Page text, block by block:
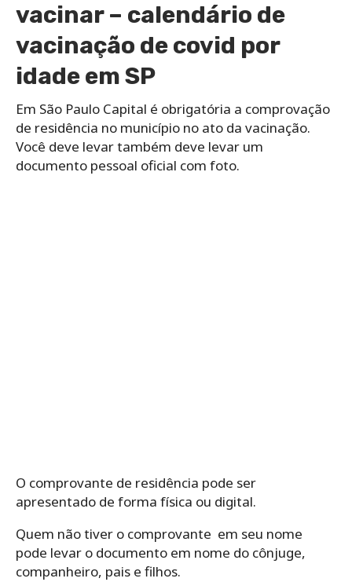
vacinar – calendário de
vacinação de covid por
idade em SP
Em São Paulo Capital é obrigatória a comprovação
de residência no município no ato da vacinação.
Você deve levar também deve levar um
documento pessoal oficial com foto.
O comprovante de residência pode ser
apresentado de forma física ou digital.
Quem não tiver o comprovante em seu nome
pode levar o documento em nome do cônjuge,
companheiro, pais e filhos.